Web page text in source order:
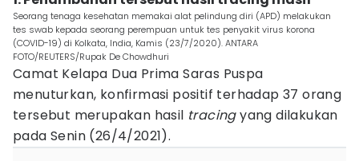
Seorang tenaga kesehatan memakai alat pelindung diri (APD) melakukan
tes swab kepada seorang perempuan untuk tes penyakit virus korona
(COVID-19) di Kolkata, India, Kamis (23/7/2020). ANTARA
FOTO/REUTERS/Rupak De Chowdhuri
Camat Kelapa Dua Prima Saras Puspa
menuturkan, konfirmasi positif terhadap 37 orang
tersebut merupakan hasil tracingyang dilakukan
pada Senin (26/4/2021).